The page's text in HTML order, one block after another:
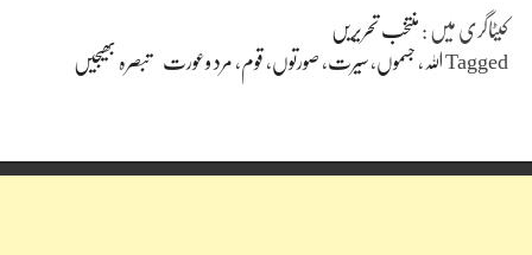
کیٹاگری میں : منتخب تحریریں
Taggedاللہ ، جسموں،سیرت، صورتوں، قوم ، مرد وعورت تبصرہ بھیجیں